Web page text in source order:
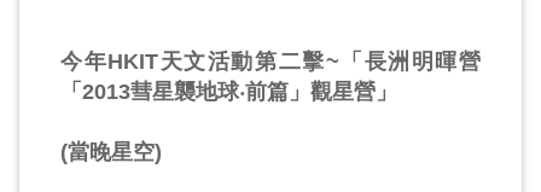
今年HKIT天文活動第二擊~「長洲明暉營
「2013彗星襲地球‧前篇」觀星營」
(當晚星空)